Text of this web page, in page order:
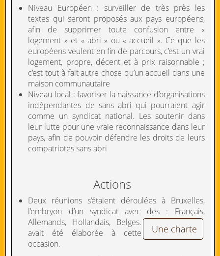
Niveau Européen : surveiller de très près les
textes qui seront proposés aux pays européens,
afin de supprimer toute confusion entre «
logement » et « abri » ou « accueil ». Ce que les
européens veulent en fin de parcours, c’est un vrai
logement, propre, décent et à prix raisonnable ;
c’est tout à fait autre chose qu’un accueil dans une
maison communautaire
Niveau local : favoriser la naissance d’organisations
indépendantes de sans abri qui pourraient agir
comme un syndicat national. Les soutenir dans
leur lutte pour une vraie reconnaissance dans leur
pays, afin de pouvoir défendre les droits de leurs
compatriotes sans abri
Actions
Deux réunions s’étaient déroulées à Bruxelles,
l’embryon d’un syndicat avec des : Français,
Allemands, Hollandais, Belges.
Une charte
avait été élaborée à cette
occasion.